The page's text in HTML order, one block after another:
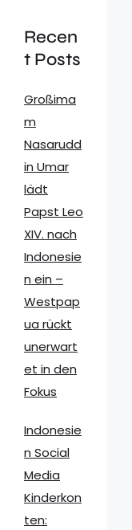
Recen
t Posts
Großima
m
Nasarudd
in Umar
lädt
Papst Leo
XIV. nach
Indonesie
n ein –
Westpap
ua rückt
unerwart
et in den
Fokus
Indonesie
n Social
Media
Kinderkon
ten: